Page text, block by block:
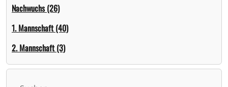
Nachwuchs (26)
1. Mannschaft (40)
2. Mannschaft (3)